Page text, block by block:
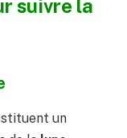
suivre la
un